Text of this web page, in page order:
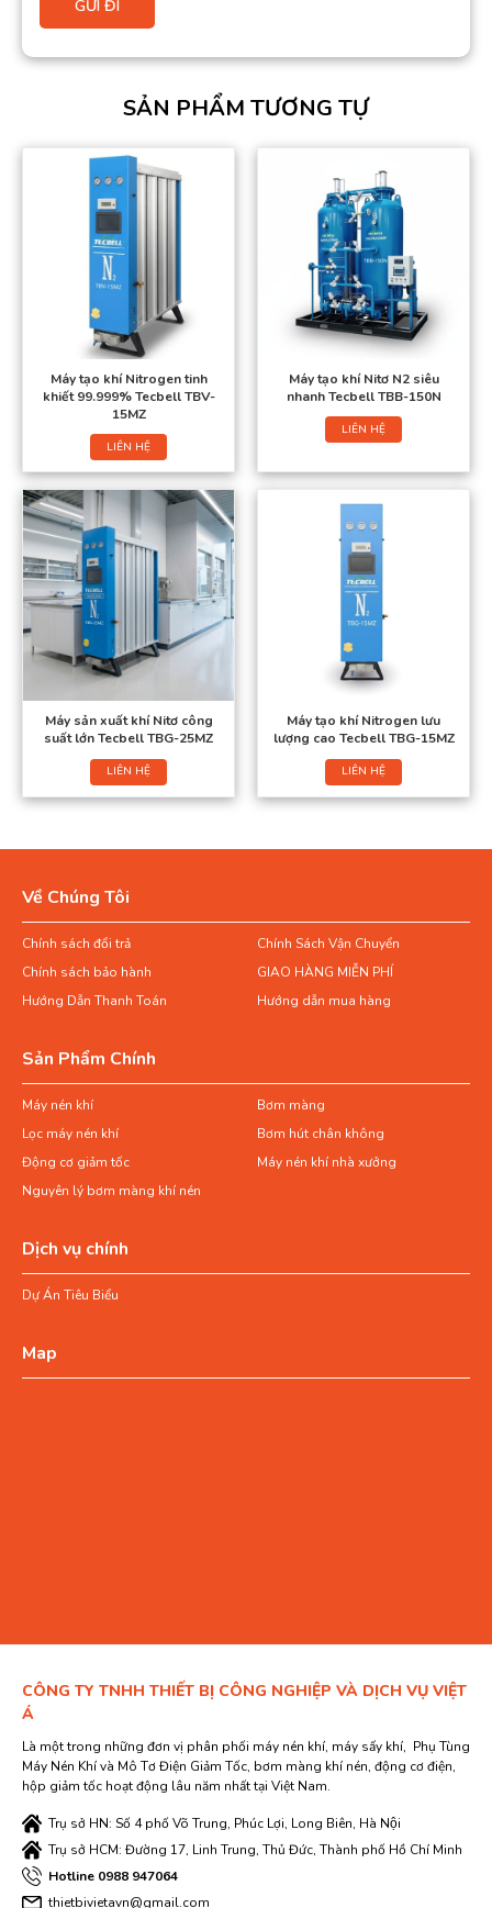
SẢN PHẨM TƯƠNG TỰ
Máy tạo khí Nitrogen tinh
khiết 99.999% Tecbell TBV-
15MZ
LIÊN HỆ
Máy tạo khí Nitơ N2 siêu
nhanh Tecbell TBB-150N
LIÊN HỆ
Máy sản xuất khí Nitơ công
suất lớn Tecbell TBG-25MZ
LIÊN HỆ
Máy tạo khí Nitrogen lưu
lượng cao Tecbell TBG-15MZ
LIÊN HỆ
Về Chúng Tôi
Chính sách đổi trả
Chính Sách Vận Chuyển
Chính sách bảo hành
GIAO HÀNG MIỄN PHÍ
Hướng Dẫn Thanh Toán
Hướng dẫn mua hàng
Sản Phẩm Chính
Máy nén khí
Bơm màng
Lọc máy nén khí
Bơm hút chân không
Động cơ giảm tốc
Máy nén khí nhà xưởng
Nguyên lý bơm màng khí nén
Dịch vụ chính
Dự Án Tiêu Biểu
Map
CÔNG TY TNHH THIẾT BỊ CÔNG NGHIỆP VÀ DỊCH VỤ VIỆT
Á
Là một trong những đơn vị phân phối máy nén khí, máy sấy khí, Phụ Tùng
Máy Nén Khí và Mô Tơ Điện Giảm Tốc, bơm màng khí nén, động cơ điện,
hộp giảm tốc hoạt động lâu năm nhất tại Việt Nam.
Trụ sở HN: Số 4 phố Võ Trung, Phúc Lợi, Long Biên, Hà Nội
Trụ sở HCM: Đường 17, Linh Trung, Thủ Đức, Thành phố Hồ Chí Minh
Hotline 0988 947064
thietbivietavn@gmail.com